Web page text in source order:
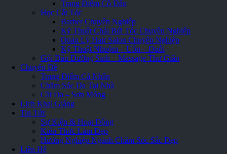
Trang Điểm Cô Dâu
Học Cắt Tóc
Barber Chuyên Nghiệp
Kỹ Thuật Chải Bới Tóc Chuyên Nghiệp
Quản Lý Hair Salon Chuyên Nghiệp
Kỹ Thuật Nhuộm – Uốn – Duỗi
Gội Đầu Dưỡng Sinh – Massage Thư Giãn
Chuyên Đề
Trang Điểm Cá Nhân
Chăm Sóc Da Tại Nhà
Cắt Da – Sơn Móng
Lịch Khai Giảng
Tin Tức
Sự Kiện & Hoạt Động
Kiến Thức Làm Đẹp
Hướng Nghiệp Ngành Chăm Sóc Sắc Đẹp
Liên Hệ